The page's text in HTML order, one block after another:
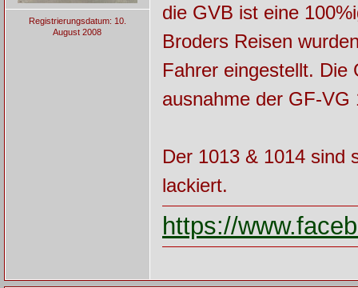
Registrierungsdatum: 10.
August 2008
die GVB ist eine
Broders Reisen
Fahrer eingestellt.
ausnahme der GF-VG
Der 1013 & 1014 sind
lackiert.
https://